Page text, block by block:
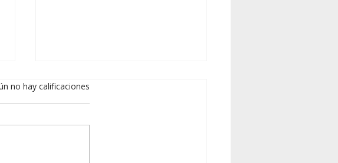
no hay calificaciones